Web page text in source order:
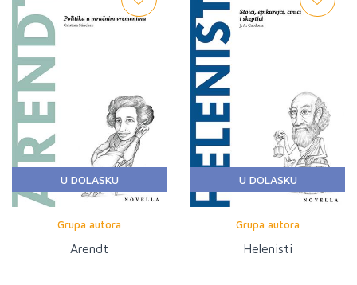
U DOLASKU
Grupa autora
Arendt
U DOLASKU
Grupa autora
Helenisti